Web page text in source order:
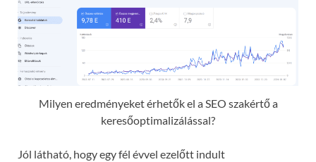
Milyen eredményeket érhetők el a SEO szakértő a
keresőoptimalizálással?
Jól látható, hogy egy fél évvel ezelőtt indult